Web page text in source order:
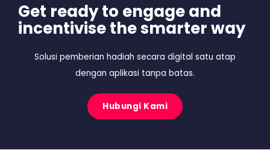
Get ready to engage and
incentivise the smarter way
Solusi pemberian hadiah secara digital satu atap
dengan aplikasi tanpa batas.
Hubungi Kami